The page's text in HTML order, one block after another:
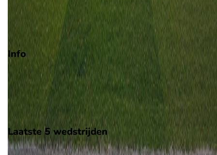
Play-offs promotie
Degradatie
Play-offs degradatie
Info
Op 2 augustus 2026 gaat Lyn de strijd aan met Sogndal. De
wedstrijd wordt afgetrapt om 15:00 en wordt gespeeld in de
Norway 2.
Stadion: Bislett Stadion
Scheidsrechter: Onbekend
Laatste 5 wedstrijden
H2H
Lyn